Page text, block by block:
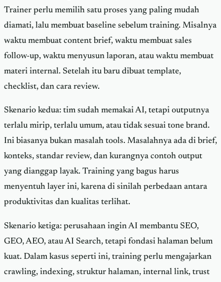
Trainer perlu memilih satu proses yang paling mudah
diamati, lalu membuat baseline sebelum training. Misalnya
waktu membuat content brief, waktu membuat sales
follow-up, waktu menyusun laporan, atau waktu membuat
materi internal. Setelah itu baru dibuat template,
checklist, dan cara review.
Skenario kedua: tim sudah memakai AI, tetapi outputnya
terlalu mirip, terlalu umum, atau tidak sesuai tone brand.
Ini biasanya bukan masalah tools. Masalahnya ada di brief,
konteks, standar review, dan kurangnya contoh output
yang dianggap layak. Training yang bagus harus
menyentuh layer ini, karena di sinilah perbedaan antara
produktivitas dan kualitas terlihat.
Skenario ketiga: perusahaan ingin AI membantu SEO,
GEO, AEO, atau AI Search, tetapi fondasi halaman belum
kuat. Dalam kasus seperti ini, training perlu mengajarkan
crawling, indexing, struktur halaman, internal link, trust